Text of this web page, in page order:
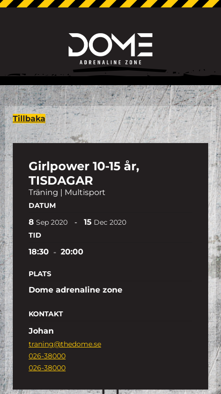
Tillbaka
Girlpower 10-15 år,
TISDAGAR
Träning | Multisport
DATUM
8 Sep 2020 - 15 Dec 2020
TID
18:30 - 20:00
PLATS
Dome adrenaline zone
KONTAKT
Johan
traning@thedome.se
026-38000
026-38000